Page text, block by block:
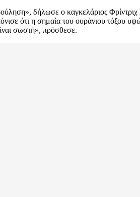
δήλωσε ο καγκελάριος
ότι η σημαία του ουράνιου τόξου
σωστή», πρόσθεσε.